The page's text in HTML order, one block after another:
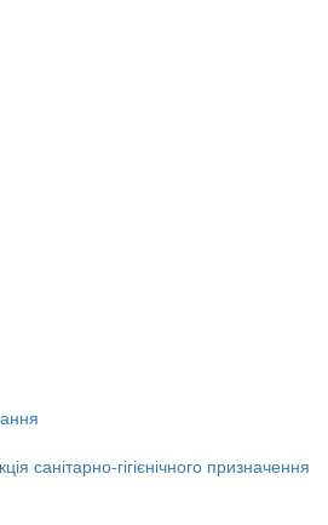
санітарно-гігієнічного призначення